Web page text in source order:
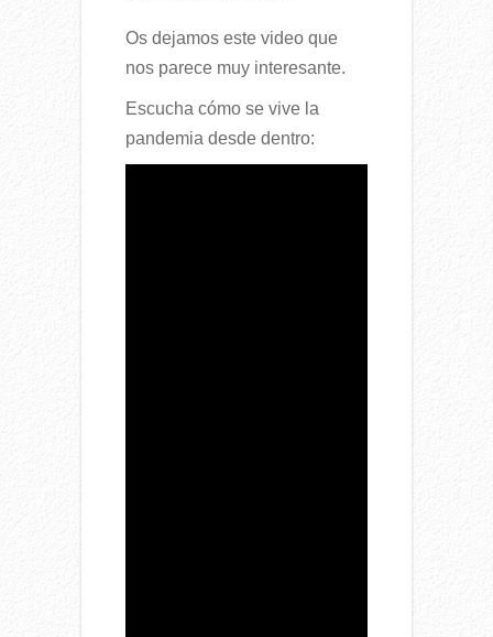
Os dejamos este video que
nos parece muy interesante.
Escucha cómo se vive la
pandemia desde dentro: